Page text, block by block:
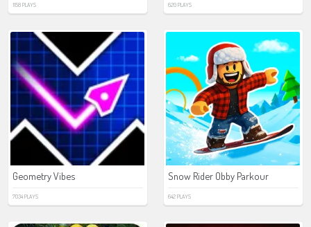
1158 PLAYS 620 PLAYS
Geometry Vibes
7034 PLAYS
Snow Rider Obby Parkour
642 PLAYS